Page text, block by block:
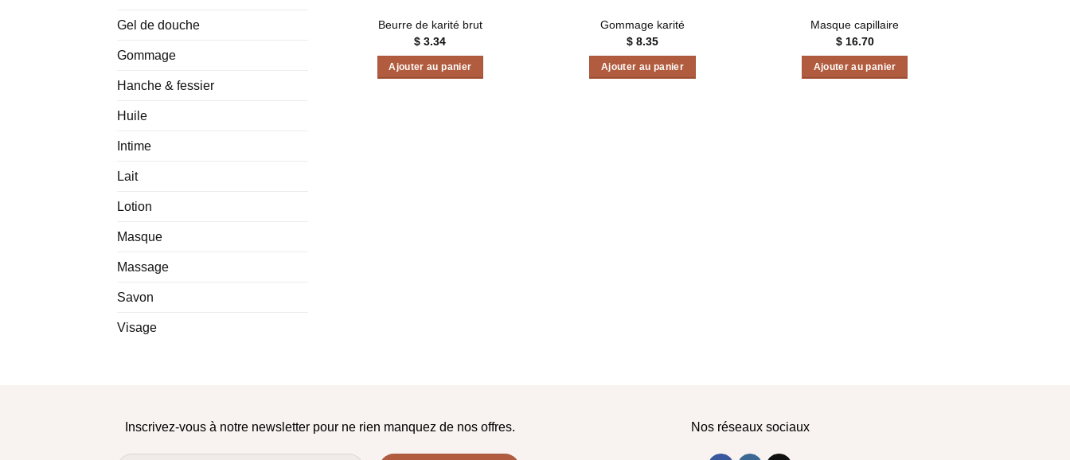
Gel de douche
Gommage
Hanche & fessier
Huile
Intime
Lait
Lotion
Masque
Massage
Savon
Visage
Beurre de karité brut
$ 3.34
Ajouter au panier
Gommage karité
$8.35
Ajouter au panier
Masque capillaire
$16.70
Ajouter au panier
Inscrivez-vous à notre newsletter pour ne rien manquez de nos offres. Nos réseaux sociaux